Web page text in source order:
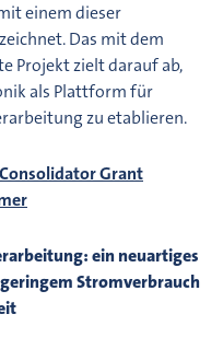
einem dieser
Das mit dem
Projekt zielt darauf ab,
als Plattform für
zu etablieren.
Grant
ein neuartiges
Stromverbrauch